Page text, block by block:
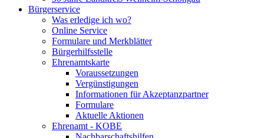
Bürgerservice
Was erledige ich wo?
Online Service
Formulare und Merkblätter
Bürgerhilfsstelle
Ehrenamtskarte
Voraussetzungen
Vergünstigungen
Informationen für Akzeptanzpartner
Formulare
Aktuelle Aktionen
Ehrenamt - KOBE